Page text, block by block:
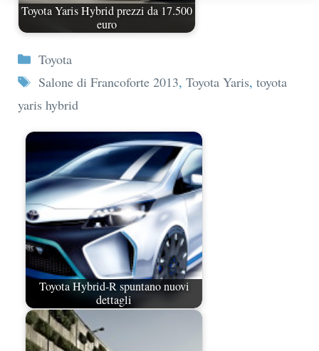
Toyota Yaris Hybrid prezzi da 17.500
euro
Categorie
Toyota
Tag
Salone di Francoforte 2013, Toyota Yaris, toyota
yaris hybrid
Toyota Hybrid-R spuntano nuovi
dettagli